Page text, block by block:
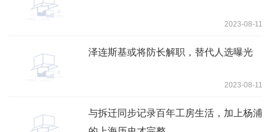
2023-08-11
泽连斯基或将防长解职，替代人选曝光
2023-08-11
与拆迁同步记录百年工房生活，加上杨浦